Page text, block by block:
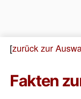
[zurück zur
Fakten